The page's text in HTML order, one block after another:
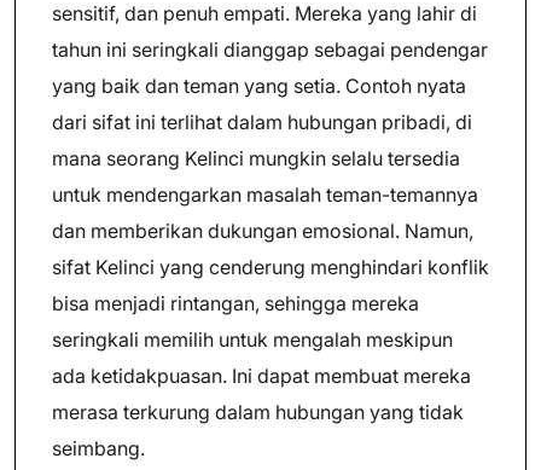
sensitif, dan penuh empati. Mereka yang lahir di
tahun ini seringkali dianggap sebagai pendengar
yang baik dan teman yang setia. Contoh nyata
dari sifat ini terlihat dalam hubungan pribadi, di
mana seorang Kelinci mungkin selalu tersedia
untuk mendengarkan masalah teman-temannya
dan memberikan dukungan emosional. Namun,
sifat Kelinci yang cenderung menghindari konflik
bisa menjadi rintangan, sehingga mereka
seringkali memilih untuk mengalah meskipun
ada ketidakpuasan. Ini dapat membuat mereka
merasa terkurung dalam hubungan yang tidak
seimbang.